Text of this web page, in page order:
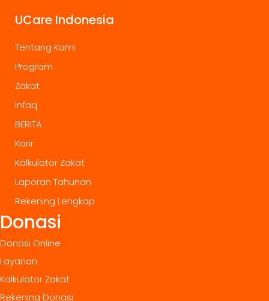
UCare Indonesia
Tentang Kami
Program
Zakat
Infaq
BERITA
Karir
Kalkulator Zakat
Laporan Tahunan
Rekening Lengkap
Donasi
Donasi Online
Layanan
Kalkulator Zakat
Rekening Donasi